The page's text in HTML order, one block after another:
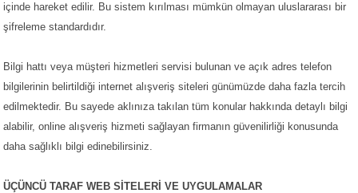
içinde hareket edilir. Bu sistem kırılması mümkün olmayan uluslararası bir
şifreleme standardıdır.
Bilgi hattı veya müşteri hizmetleri servisi bulunan ve açık adres telefon
bilgilerinin belirtildiği internet alışveriş siteleri günümüzde daha fazla tercih
edilmektedir. Bu sayede aklınıza takılan tüm konular hakkında detaylı bilgi
alabilir, online alışveriş hizmeti sağlayan firmanın güvenilirliği konusunda
daha sağlıklı bilgi edinebilirsiniz.
ÜÇÜNCÜ TARAF WEB SİTELERİ VE UYGULAMALAR